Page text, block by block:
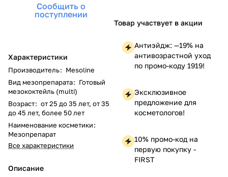
Сообщить о
поступлении
Характеристики
Производитель: Mesoline
Вид мезопрепарата: Готовый
мезококтейль (multi)
Возраст: от 25 до 35 лет, от 35
до 45 лет, более 50 лет
Наименование косметики:
Мезопрепарат
Все характеристики
Описание
Товар участвует в акции
Антиэйдж: —19% на
антивозрастной уход
по промо-коду 1919!
Эксклюзивное
предложение для
косметологов!
10% промо-код на
первую покупку -
FIRST